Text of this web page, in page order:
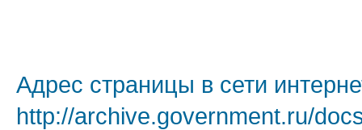
Адрес страницы в сети
http://archive.government.ru/